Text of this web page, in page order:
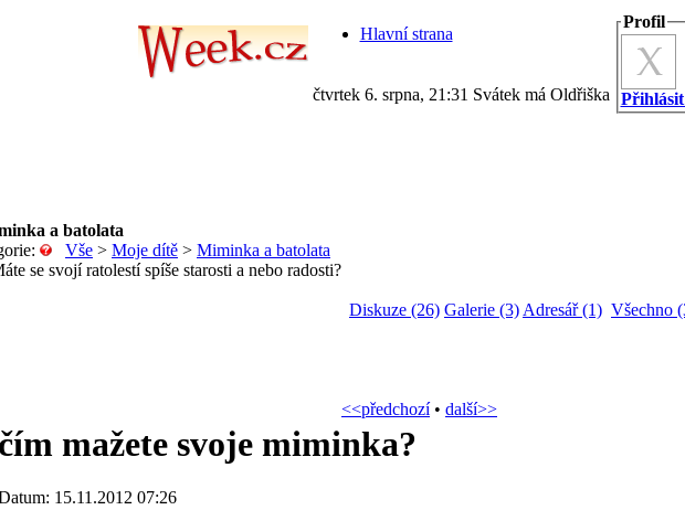
Hlavní strana
čtvrtek 6. srpna, 21:31 Svátek má Oldřiška
Profil
Přihlásit
a batolata
Vše > Moje dítě > Miminka a batolata
se svojí ratolestí spíše starosti a nebo radosti?
Diskuze (26) Galerie (3) Adresář (1) Všechno
<<předchozí• další>>
čím mažete svoje miminka?
15.11.2012 07:26